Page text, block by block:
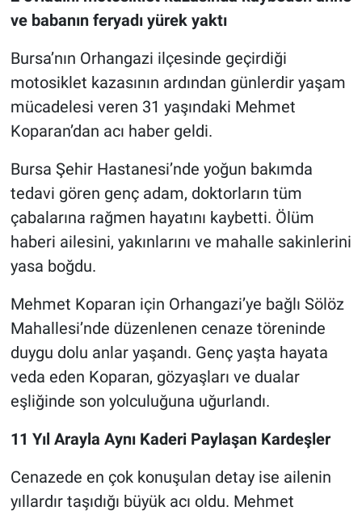
ve babanın feryadı yürek yaktı
Bursa’nın Orhangazi ilçesinde geçirdiği
motosiklet kazasının ardından günlerdir yaşam
mücadelesi veren 31 yaşındaki Mehmet
Koparan’dan acı haber geldi.
Bursa Şehir Hastanesi’nde yoğun bakımda
tedavi gören genç adam, doktorların tüm
çabalarına rağmen hayatını kaybetti. Ölüm
haberi ailesini, yakınlarını ve mahalle sakinlerini
yasa boğdu.
Mehmet Koparan için Orhangazi’ye bağlı Sölöz
Mahallesi’nde düzenlenen cenaze töreninde
duygu dolu anlar yaşandı. Genç yaşta hayata
veda eden Koparan, gözyaşları ve dualar
eşliğinde son yolculuğuna uğurlandı.
11 Yıl Arayla Aynı Kaderi Paylaşan Kardeşler
Cenazede en çok konuşulan detay ise ailenin
yıllardır taşıdığı büyük acı oldu. Mehmet
Siyaset
Yaşam
Spor
Nöbetçi Eczaneler